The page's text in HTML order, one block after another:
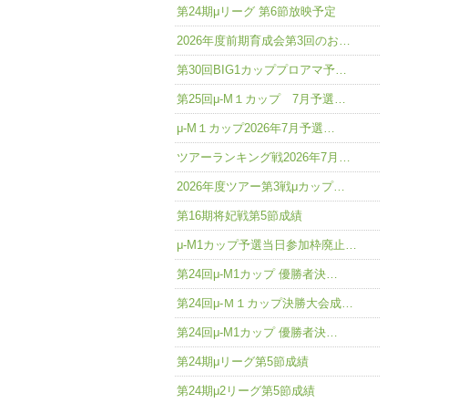
第24期μリーグ 第6節放映予定
2026年度前期育成会第3回のお…
第30回BIG1カッププロアマ予…
第25回μ-M１カップ 7月予選…
μ-M１カップ2026年7月予選…
ツアーランキング戦2026年7月…
2026年度ツアー第3戦μカップ…
第16期将妃戦第5節成績
μ-M1カップ予選当日参加枠廃止…
第24回μ-M1カップ 優勝者決…
第24回μ-Ｍ１カップ決勝大会成…
第24回μ-M1カップ 優勝者決…
第24期μリーグ第5節成績
第24期μ2リーグ第5節成績